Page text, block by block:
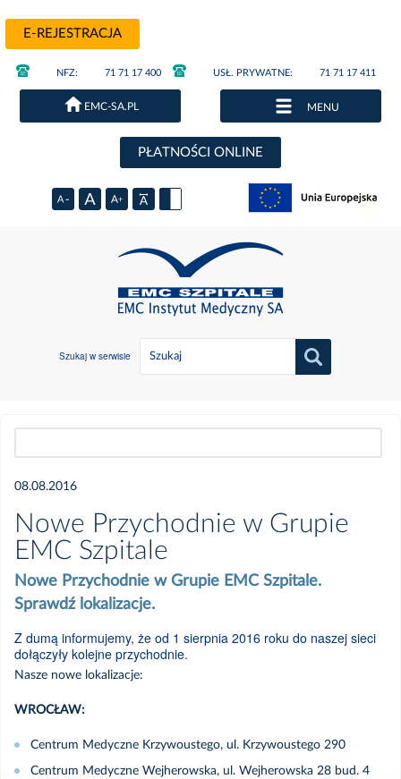
E-REJESTRACJA
NFZ: 71 71 17 400 USŁ. PRYWATNE: 71 71 17 411
EMC-SA.PL MENU
PŁATNOŚCI ONLINE
Szukaj w serwisie
2026
Czerwiec
Kwiecień
Marzec
Luty
08.08.2016
Nowe Przychodnie w Grupie
EMC Szpitale
Nowe Przychodnie w Grupie EMC Szpitale.
Sprawdź lokalizacje.
Z dumą informujemy, że od 1 sierpnia 2016 roku do naszej sieci
dołączyły kolejne przychodnie.
Nasze nowe lokalizacje:
WROCŁAW:
Centrum Medyczne Krzywoustego, ul. Krzywoustego 290
Centrum Medyczne Wejherowska, ul. Wejherowska 28 bud. 4